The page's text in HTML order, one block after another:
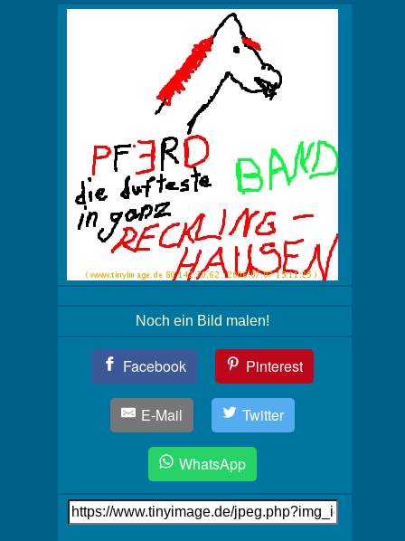
Noch ein Bild malen!
Facebook Pinterest
E-Mail Twitter
WhatsApp
Link
auf's